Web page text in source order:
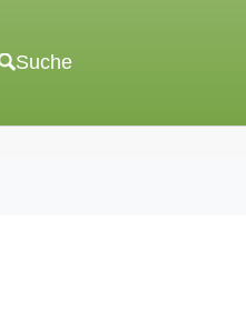
for "unterstützen"
Suche